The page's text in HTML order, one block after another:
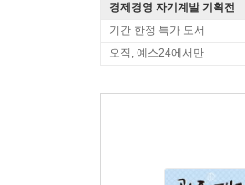
경제경영 자기계발 기획전
기간 한정 특가 도서
오직, 예스24에서만